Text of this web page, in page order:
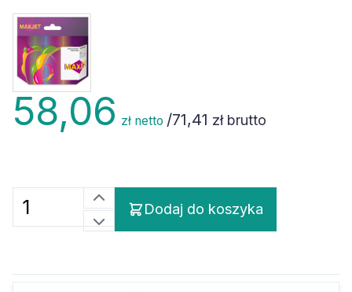
58,06 zł netto /71,41 zł brutto
Dodaj do koszyka